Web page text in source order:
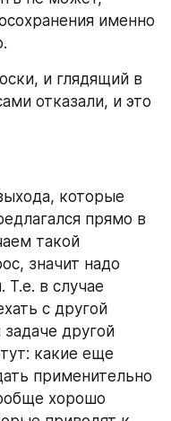
именно
и глядящий в
отказали, и это
которые
прямо в
такой
значит надо
Т.е. в случае
с другой
другой
какие еще
применительно
хорошо